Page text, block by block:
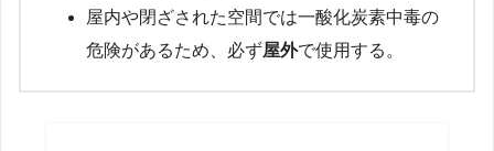
屋内や閉ざされた空間では一酸化炭素中毒の
危険があるため、必ず屋外で使用する。